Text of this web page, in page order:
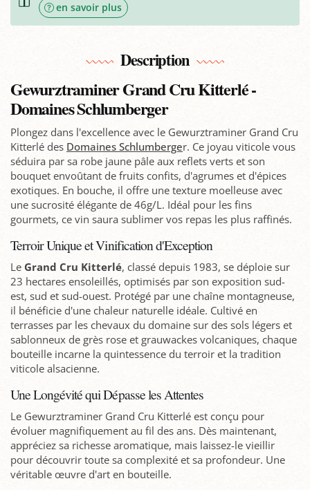
en savoir plus
Description
Gewurztraminer Grand Cru Kitterlé -
Domaines Schlumberger
Plongez dans l'excellence avec le Gewurztraminer Grand Cru
Kitterlé des Domaines Schlumberger. Ce joyau viticole vous
séduira par sa robe jaune pâle aux reflets verts et son
bouquet envoûtant de fruits confits, d'agrumes et d'épices
exotiques. En bouche, il offre une texture moelleuse avec
une sucrosité élégante de 46g/L. Idéal pour les fins
gourmets, ce vin saura sublimer vos repas les plus raffinés.
Terroir Unique et Vinification d'Exception
Le Grand Cru Kitterlé, classé depuis 1983, se déploie sur
23 hectares ensoleillés, optimisés par son exposition sud-
est, sud et sud-ouest. Protégé par une chaîne montagneuse,
il bénéficie d'une chaleur naturelle idéale. Cultivé en
terrasses par les chevaux du domaine sur des sols légers et
sablonneux de grès rose et grauwackes volcaniques, chaque
bouteille incarne la quintessence du terroir et la tradition
viticole alsacienne.
Une Longévité qui Dépasse les Attentes
Le Gewurztraminer Grand Cru Kitterlé est conçu pour
évoluer magnifiquement au fil des ans. Dès maintenant,
appréciez sa richesse aromatique, mais laissez-le vieillir
pour découvrir toute sa complexité et sa profondeur. Une
véritable œuvre d'art en bouteille.